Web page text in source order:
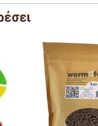
Φάρμα του
Τετράγωνο
3,1 κιλά